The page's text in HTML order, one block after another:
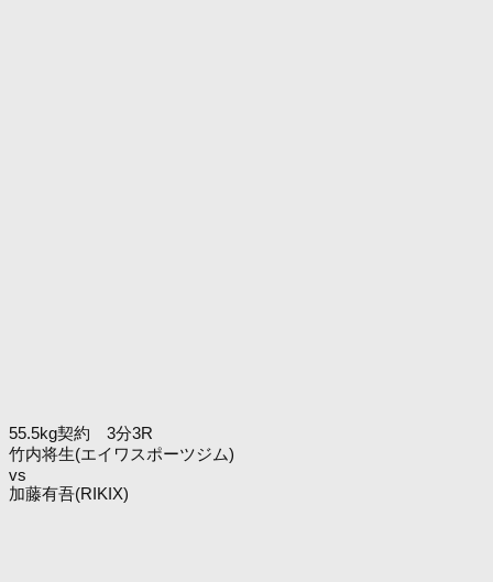
55.5kg契約 3分3R
竹内将生(エイワスポーツジム)
vs
加藤有吾(RIKIX)